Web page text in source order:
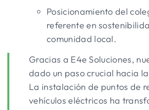
Posicionamiento del
referente en
comunidad local.
Gracias a E4e Soluciones,
dado un paso crucial hacia
La instalación de puntos de
vehículos eléctricos ha